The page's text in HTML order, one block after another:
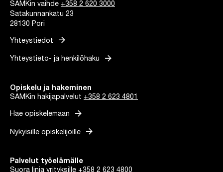
SAMKin vaihde +358 2 620 3000
Satakunnankatu 23
28130 Pori
Yhteystiedot arrow_forward
Yhteystieto- ja henkilöhaku arrow_forward
Opiskelu ja hakeminen
SAMKin hakijapalvelut +358 2 623 4801
Hae opiskelemaan arrow_forward
Nykyisille opiskelijoille arrow_forward
Palvelut työelämälle
Suora linja yrityksille +358 2 623 4800